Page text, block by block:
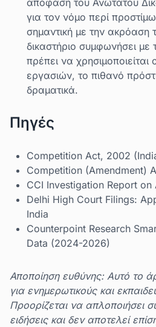
απόφαση του Ανώτατου
για τον νόμο περί
σημαντική με την ακρόαση
δικαστήριο συμφωνήσει με
πρέπει να
εργασιών, το πιθανό
δραματικά.
Πηγές
Competition Act, 2002
Competition (Amendment)
CCI Investigation Report
Delhi High Court Filings:
India
Counterpoint Research
Data (2024-2026)
Αποποίηση ευθύνης: Αυτό το
για ενημερωτικούς και
Προορίζεται να απλοποιήσει
ειδήσεις και δεν αποτελεί